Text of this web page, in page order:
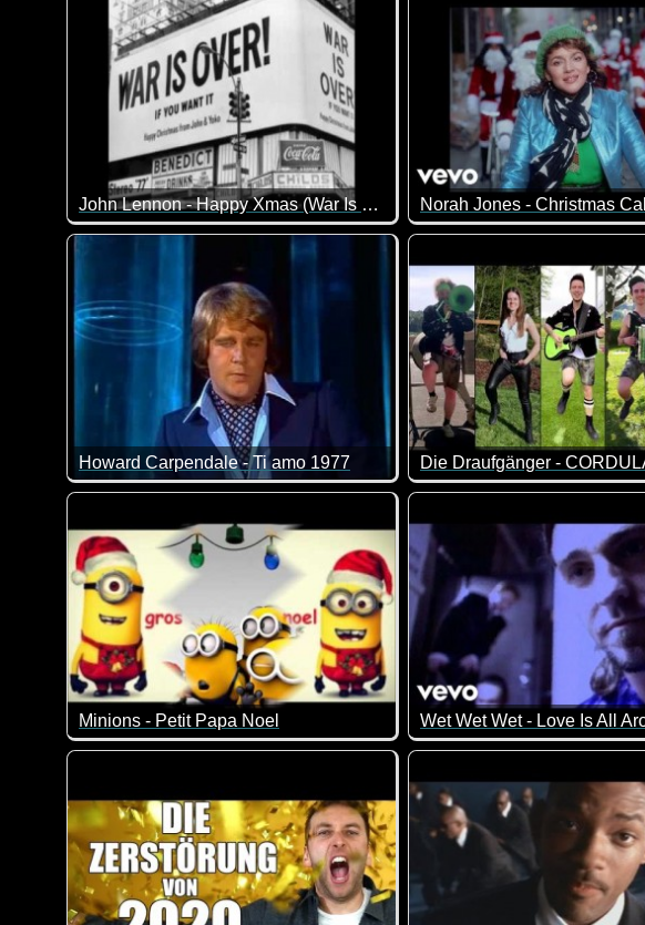
John Lennon - Happy Xmas (War Is Over)
Howard Carpendale - Ti amo 1977
Auch in Quarantäne kann
Minions - Petit Papa Noel Wet Wet Wet - Love Is All